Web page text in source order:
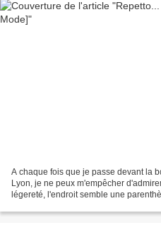
A chaque fois que je passe devant la
Lyon, je ne peux m'empêcher
légereté, l'endroit semble une